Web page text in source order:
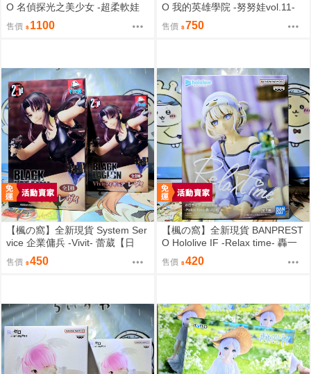
O 名偵探光之美少女 -超柔軟娃
娃- 森亞露露卡【日版】
售價 1100
O 我的英雄學院 -努努娃vol.11-
爆豪勝己【日版】
售價 750
【楓の窩】全新現貨 System Ser
vice 企業傭兵 -Vivit- 蕾葳【日
售價 450
【楓の窩】全新現貨 BANPREST
O Hololive IF -Relax time- 轟一
【日版】
售價 420